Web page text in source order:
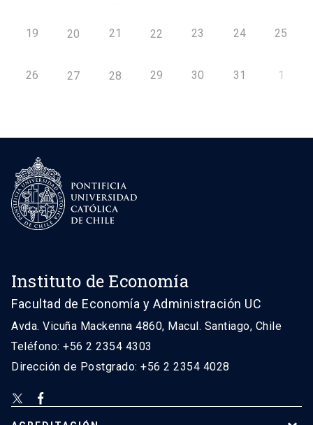
19 20 21 22 23 24 25
26 27 28 29 30 31 1
Instituto de Economía
Facultad de Economía y Administración UC
Avda. Vicuña Mackenna 4860, Macul. Santiago, Chile
Teléfono: +56 2 2354 4303
Dirección de Postgrado: +56 2 2354 4028